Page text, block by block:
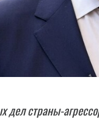
дел страны-